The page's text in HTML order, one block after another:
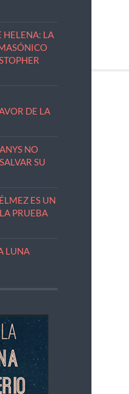
HELENA: LA
DE LA
NO
SU
ES UN
PRUEBA
LUNA